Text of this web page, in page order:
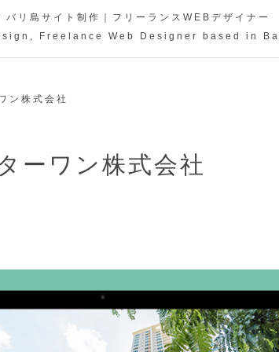
バリ島サイト制作｜フリーランスWEBデザイナー
Freelance Web Designer based in
ン株式会社
ーワン株式会社